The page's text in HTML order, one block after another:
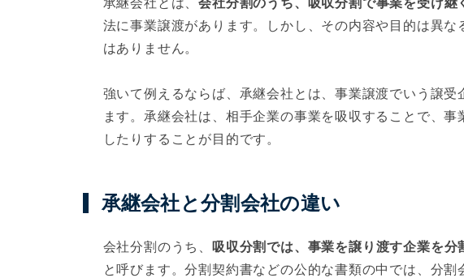
承継会社とは、会社分割のうち、吸収分割で事業を受け継
法に事業譲渡があります。しかし、その内容や目的は異
はありません。
強いて例えるならば、承継会社とは、事業譲渡でいう譲受
ます。承継会社は、相手企業の事業を吸収することで、
したりすることが目的です。
承継会社と分割会社の違い
会社分割のうち、
吸収分割では、事業を譲り渡す企業を
と呼びます。分割契約書などの公的な書類の中では、分割